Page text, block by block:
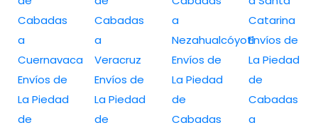
Cabadas
a
Cuernavaca
Envíos de
La Piedad
de
Cabadas
a
Veracruz
Envíos de
La Piedad
de
a
Nezahualcóyotl
Envíos de
La Piedad
de
Cabadas
Catarina
Envíos de
La Piedad
de
Cabadas
a